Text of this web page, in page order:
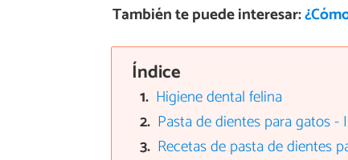
También te puede interesar:
Índice
Higiene dental felina
Pasta de dientes para gatos -
Recetas de pasta de dientes